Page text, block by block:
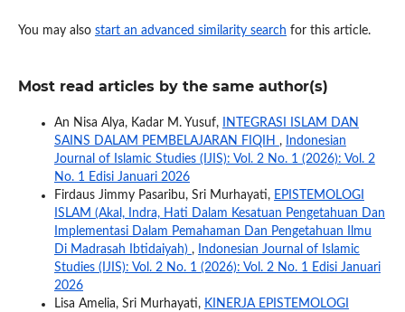
You may also start an advanced similarity search for this article.
Most read articles by the same author(s)
An Nisa Alya, Kadar M. Yusuf,
INTEGRASI ISLAM DAN
SAINS DALAM PEMBELAJARAN FIQIH ,
Indonesian
Journal of Islamic Studies (IJIS): Vol. 2 No. 1 (2026): Vol. 2
No. 1 Edisi Januari 2026
Firdaus Jimmy Pasaribu, Sri Murhayati, EPISTEMOLOGI
ISLAM (Akal, Indra, Hati Dalam Kesatuan Pengetahuan Dan
Implementasi Dalam Pemahaman Dan Pengetahuan Ilmu
Di Madrasah Ibtidaiyah) ,
Indonesian Journal of Islamic
Studies (IJIS): Vol. 2 No. 1 (2026): Vol. 2 No. 1 Edisi Januari
2026
Lisa Amelia, Sri Murhayati, KINERJA EPISTEMOLOGI